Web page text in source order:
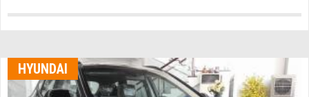
HYUNDAI